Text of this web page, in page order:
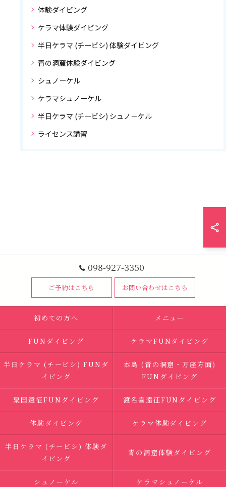
体験ダイビング
ケラマ体験ダイビング
半日ケラマ (チービシ) 体験ダイビング
青の洞窟体験ダイビング
シュノーケル
ケラマシュノーケル
半日ケラマ (チービシ) シュノーケル
ライセンス講習
098-927-3350
ご予約はこちら お問い合わせはこちら
初めての方へ メニュー
FUNダイビング ケラマFUNダイビング
半日ケラマ (チービシ) FUNダ
イビング
本島 (青の洞窟・万座方面)
FUNダイビング
粟国遠征FUNダイビング 渡名喜遠征FUNダイビング
体験ダイビング ケラマ体験ダイビング
半日ケラマ (チービシ) 体験ダ
イビング
青の洞窟体験ダイビング
シュノーケル ケラマシュノーケル